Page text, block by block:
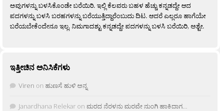
ಅವುಗಳನ್ನು ಬಳಸಿಕೊಂಡೇ ಬರೆಯಿರಿ. ಇಲ್ಲಿ ಕೆಲವರು ಬಹಳ ಹೆಚ್ಚು ಕನ್ನಡದ್ದೇ ಆದ
ಪದಗಳನ್ನು ಬಳಸಿ ಬರಹಗಳನ್ನು ಬರೆಯುತ್ತಿದ್ದಾರೆಂಬುದು ದಿಟ. ಆದರೆ ಎಲ್ಲರೂ ಹಾಗೆಯೇ
ಬರೆಯಬೇಕೆಂದೇನೂ ಇಲ್ಲ. ನಿಮಗಾದಶ್ಟು ಕನ್ನಡದ್ದೇ ಪದಗಳನ್ನು ಬಳಸಿ ಬರೆಯಿರಿ, ಅಶ್ಟೇ.
ಇತ್ತೀಚಿನ ಅನಿಸಿಕೆಗಳು
Viren on ಹುಣಸೆ ಹುಳಿ ಅನ್ನ
Janardhana Relekar on ಮರದ ನೆರಳನು ಮರವೇ ನುಂಗಿ ಹಾಕಿದಾಗ…